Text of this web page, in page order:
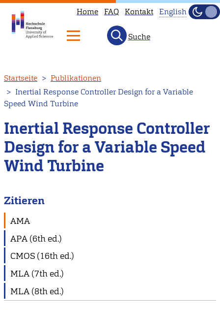
zum
Inhalt
Home FAQ Kontakt
available
English.
Head
to
English
Hell
Suche
Startseite
Publikationen
Inertial Response Controller Design for a Variable
Speed Wind Turbine
Inertial Response Controller
Design for a Variable Speed
Wind Turbine
Zitieren
AMA
APA (6th ed.)
CMOS (16th ed.)
MLA (7th ed.)
MLA (8th ed.)